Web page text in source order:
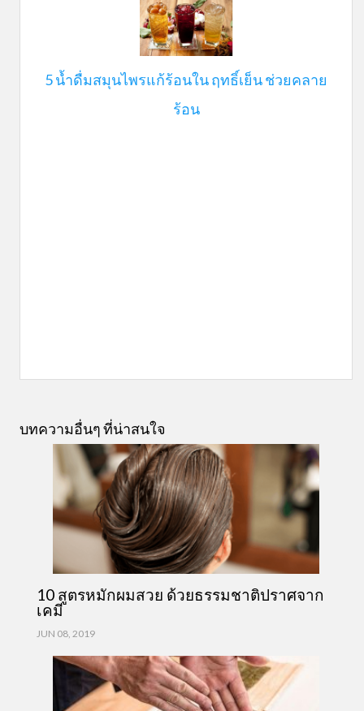
5 น้ำดื่มสมุนไพรแก้ร้อนใน ฤทธิ์เย็น ช่วยคลาย
ร้อน
บทความอื่นๆ ที่น่าสนใจ
10 สูตรหมักผมสวย ด้วยธรรมชาติปราศจาก
เคมี
JUN 08, 2019